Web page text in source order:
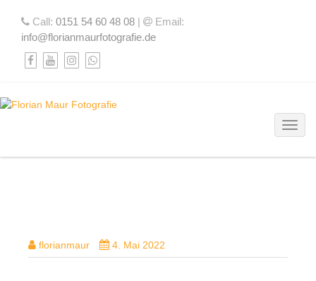
Call: 0151 54 60 48 08 |
Email:
info@florianmaurfotografie.de
florianmaur 4. Mai 2022